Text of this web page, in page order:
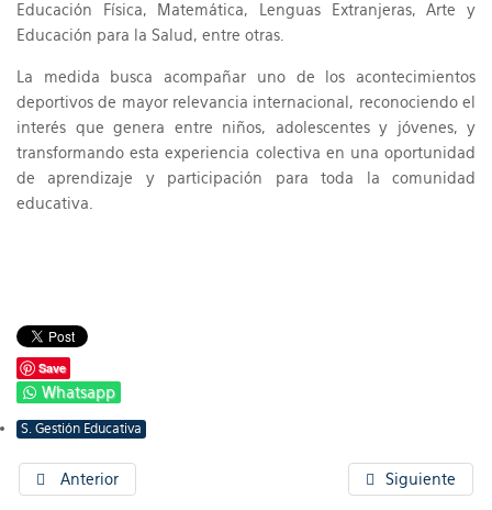
Educación Física, Matemática, Lenguas Extranjeras, Arte y
Educación para la Salud, entre otras.
La medida busca acompañar uno de los acontecimientos
deportivos de mayor relevancia internacional, reconociendo el
interés que genera entre niños, adolescentes y jóvenes, y
transformando esta experiencia colectiva en una oportunidad
de aprendizaje y participación para toda la comunidad
educativa.
Save
Whatsapp
S. Gestión Educativa
Anterior Siguiente